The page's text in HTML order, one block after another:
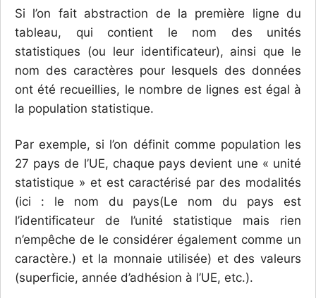
Si l’on fait abstraction de la première ligne du
tableau, qui contient le nom des unités
statistiques (ou leur identificateur), ainsi que le
nom des caractères pour lesquels des données
ont été recueillies, le nombre de lignes est égal à
la population statistique.
Par exemple, si l’on définit comme population les
27 pays de l’UE, chaque pays devient une « unité
statistique » et est caractérisé par des modalités
(ici : le nom du pays(Le nom du pays est
l’identificateur de l’unité statistique mais rien
n’empêche de le considérer également comme un
caractère.) et la monnaie utilisée) et des valeurs
(superficie, année d’adhésion à l’UE, etc.).